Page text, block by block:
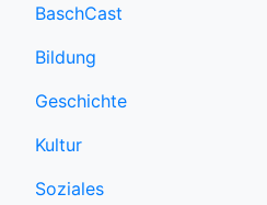
BaschCast
Bildung
Geschichte
Kultur
Soziales